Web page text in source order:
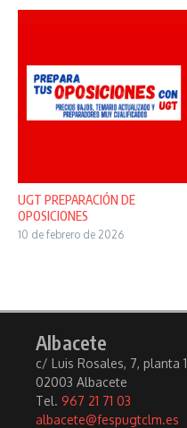
UGT PREPARACIÓN DE
OPOSICIONES
10 de febrero de 2026
Albacete
c/ Luis Rosales, 7, planta 1
02003 Albacete
Tel. 967 21 71 03
albacete@fespugtclm.es